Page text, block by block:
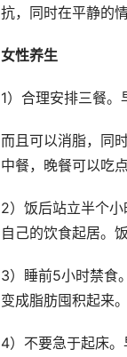
抗，同时在平静的
女性养生
1）合理安排三餐
而且可以消脂，同
中餐，晚餐可以吃
2）饭后站立半个
自己的饮食起居。
3）睡前5小时禁食
变成脂肪囤积起来
4）不要急于起床